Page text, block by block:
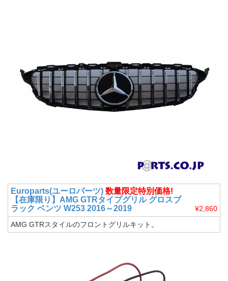
Europarts(ユーロパーツ) 数量限定特別価格!
【在庫限り】AMG GTRタイプグリル グロスブ
ラック ベンツ W253 2016～2019
¥2,860
AMG GTRスタイルのフロントグリルキット。